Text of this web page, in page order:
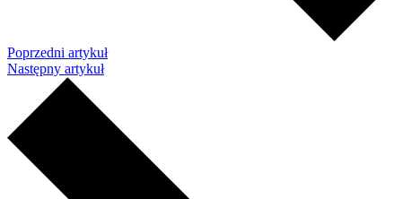
Poprzedni artykuł
Następny artykuł